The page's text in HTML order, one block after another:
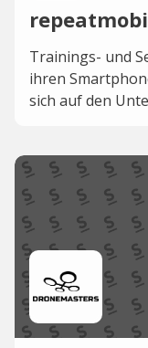
Trainings- und
ihren
sich auf den